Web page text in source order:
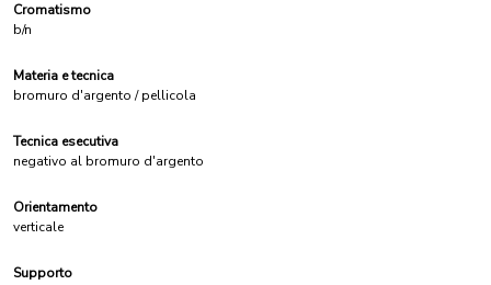
Cromatismo
b/n
Materia e tecnica
bromuro d'argento / pellicola
Tecnica esecutiva
negativo al bromuro d'argento
Orientamento
verticale
Supporto